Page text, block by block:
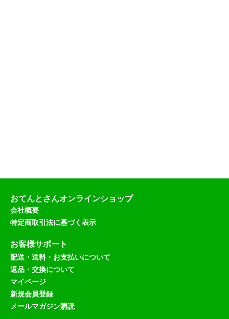
おてんとさんオンラインショップ
会社概要
特定商取引法に基づく表示
お客様サポート
配送・送料・お支払いについて
返品・交換について
マイページ
新規会員登録
メールマガジン購読